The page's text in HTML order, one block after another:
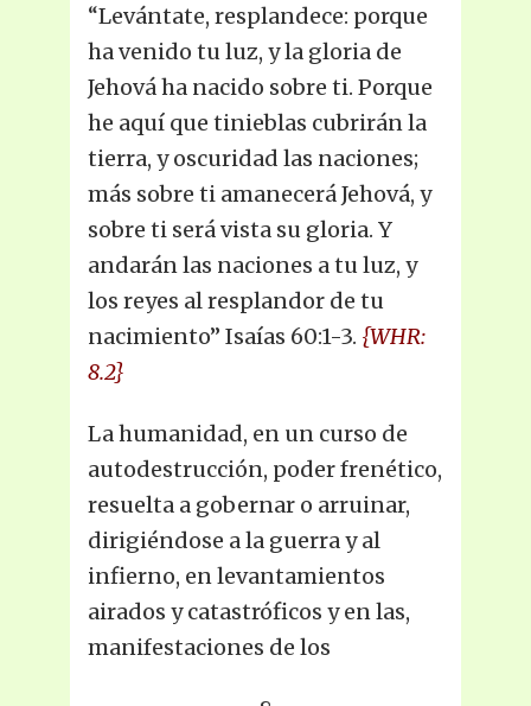
“Levántate, resplandece: porque
ha venido tu luz, y la gloria de
Jehová ha nacido sobre ti. Porque
he aquí que tinieblas cubrirán la
tierra, y oscuridad las naciones;
más sobre ti amanecerá Jehová, y
sobre ti será vista su gloria. Y
andarán las naciones a tu luz, y
los reyes al resplandor de tu
nacimiento” Isaías 60:1-3. {WHR:
8.2}
La humanidad, en un curso de
autodestrucción, poder frenético,
resuelta a gobernar o arruinar,
dirigiéndose a la guerra y al
infierno, en levantamientos
airados y catastróficos y en las,
manifestaciones de los